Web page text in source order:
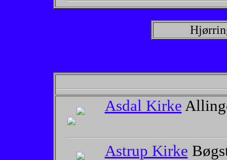
Asdal Kirke
Astrup Kirke